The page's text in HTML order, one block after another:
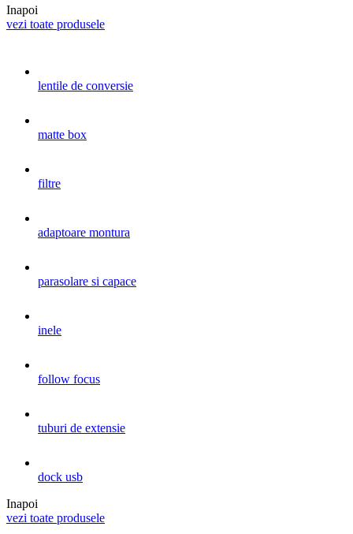
Inapoi
vezi toate produsele
lentile de conversie
matte box
filtre
adaptoare montura
parasolare si capace
inele
follow focus
tuburi de extensie
dock usb
Inapoi
vezi toate produsele